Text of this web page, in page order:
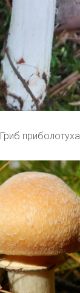
Гриб приболотуха